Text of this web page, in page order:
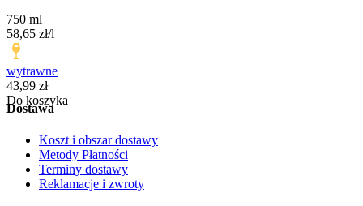
750 ml
58,65 zł/l
wytrawne
Cena
43,99 zł
Do koszyka
Dostawa
Koszt i obszar dostawy
Metody Płatności
Terminy dostawy
Reklamacje i zwroty